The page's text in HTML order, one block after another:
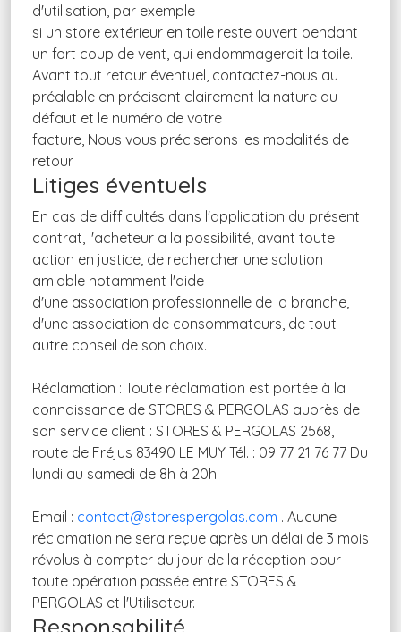
d'utilisation, par exemple
si un store extérieur en toile reste ouvert pendant
un fort coup de vent, qui endommagerait la toile.
Avant tout retour éventuel, contactez-nous au
préalable en précisant clairement la nature du
défaut et le numéro de votre
facture, Nous vous préciserons les modalités de
retour.
Litiges éventuels
En cas de difficultés dans l'application du présent
contrat, l'acheteur a la possibilité, avant toute
action en justice, de rechercher une solution
amiable notamment l'aide :
d'une association professionnelle de la branche,
d'une association de consommateurs, de tout
autre conseil de son choix.
Réclamation : Toute réclamation est portée à la
connaissance de STORES & PERGOLAS auprès de
son service client : STORES & PERGOLAS 2568,
route de Fréjus 83490 LE MUY Tél. : 09 77 21 76 77 Du
lundi au samedi de 8h à 20h.
Email : contact@storespergolas.com . Aucune
réclamation ne sera reçue après un délai de 3 mois
révolus à compter du jour de la réception pour
toute opération passée entre STORES &
PERGOLAS et l'Utilisateur.
Responsabilité